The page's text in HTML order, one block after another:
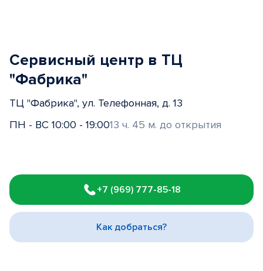
Сервисный центр в ТЦ
"Фабрика"
ТЦ "Фабрика", ул. Телефонная, д. 13
ПН - ВС 10:00 - 19:0013 ч. 45 м. до открытия
1
of
3
+7 (969) 777-85-18
Как добраться?